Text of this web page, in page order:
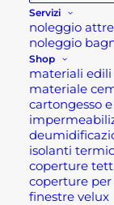
Servizi
noleggio
noleggio
Shop
materiali edili
materiale
cartongesso
isolanti
coperture
coperture
finestre velux
l’occorrente
Tutti gli
giardino
Dai tubi di
tutto per le